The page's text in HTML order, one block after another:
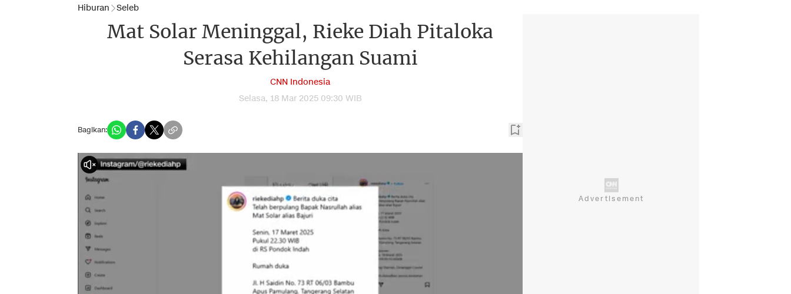
Hiburan Seleb
Mat Solar Meninggal, Rieke Diah Pitaloka
Serasa Kehilangan Suami
CNN Indonesia
Selasa, 18 Mar 2025 09:30 WIB
Bagikan: